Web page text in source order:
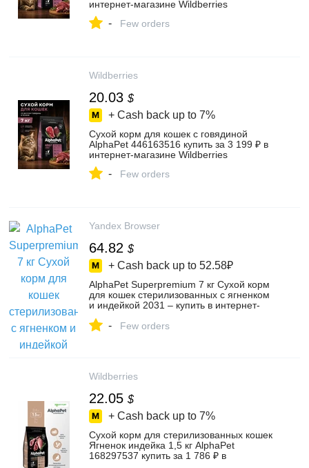
интернет‑магазине Wildberries
- Few orders
Wildberries
20.03 $
+ Cash back up to 7%
Сухой корм для кошек с говядиной
AlphaPet 446163516 купить за 3 199 ₽ в
интернет‑магазине Wildberries
- Few orders
Yandex Browser
64.82 $
+ Cash back up to 52.58₽
AlphaPet Superpremium 7 кг Сухой корм
для кошек стерилизованных с ягненком
и индейкой 2031 – купить в интернет-
103798382613
- Few orders
Wildberries
22.05 $
+ Cash back up to 7%
Сухой корм для стерилизованных кошек
Ягненок индейка 1,5 кг AlphaPet
168297537 купить за 1 786 ₽ в